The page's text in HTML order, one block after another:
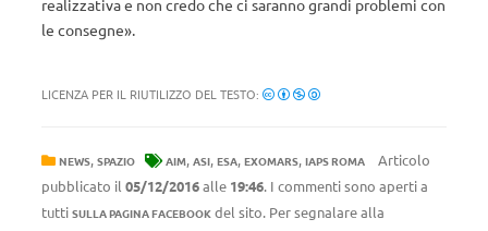
realizzativa e non credo che ci saranno grandi problemi con
le consegne».
LICENZA PER IL RIUTILIZZO DEL TESTO:
NEWS, SPAZIO AIM, ASI, ESA, EXOMARS, IAPS ROMA
Articolo
pubblicato il 05/12/2016alle 19:46. I commenti sono aperti a
tutti SULLA PAGINA FACEBOOK del sito. Per segnalare alla